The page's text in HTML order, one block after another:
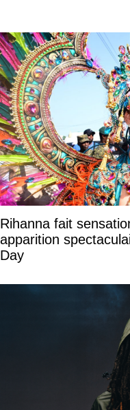
Rihanna fait
apparition
Day